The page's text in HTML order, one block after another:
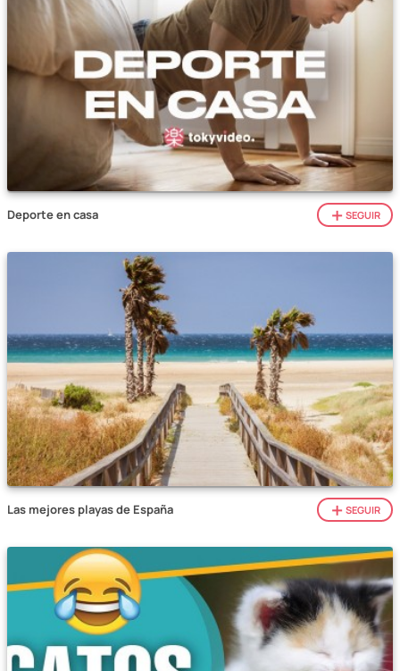
Deporte en casa SEGUIR
Las mejores playas de España SEGUIR